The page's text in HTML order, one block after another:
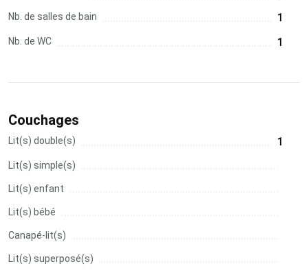
Nb. de salles de bain 1
Nb. de WC 1
Couchages
Lit(s) double(s) 1
Lit(s) simple(s)
Lit(s) enfant
Lit(s) bébé
Canapé-lit(s)
Lit(s) superposé(s)